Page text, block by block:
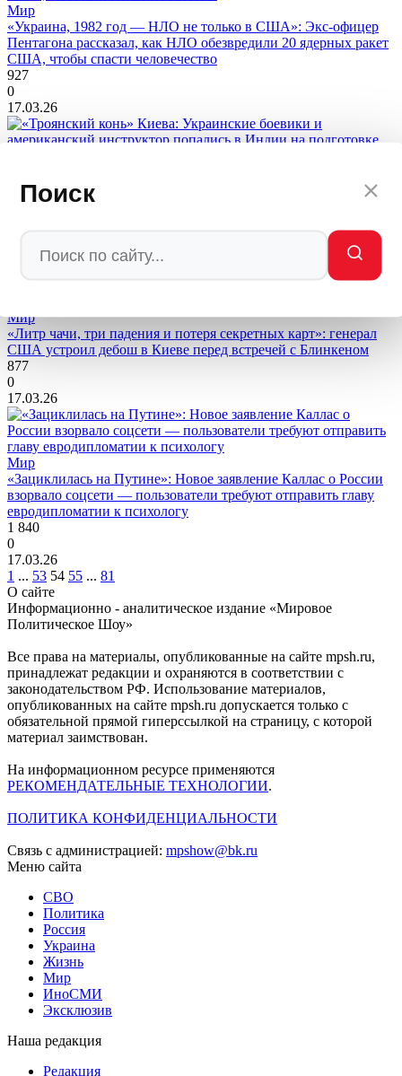
Поиск
Мир
«Украина, 1982 год — НЛО не только в США»: Экс-офицер
Пентагона рассказал, как НЛО обезвредили 20 ядерных ракет
США, чтобы спасти человечество
927
0
17.03.26
«Троянский конь» Киева: Украинские боевики и
американский инструктор попались в Индии на подготовке
Мир
«Литр чачи, три падения и потеря секретных карт»: генерал
США устроил дебош в Киеве перед встречей с Блинкеном
877
0
17.03.26
Мир
«Зациклилась на Путине»: Новое заявление Каллас о России
взорвало соцсети — пользователи требуют отправить главу
евродипломатии к психологу
1 840
0
17.03.26
1 ... 53 54 55 ... 81
О сайте
Информационно - аналитическое издание «Мировое
Политическое Шоу»
Все права на материалы, опубликованные на сайте mpsh.ru,
принадлежат редакции и охраняются в соответствии с
законодательством РФ. Использование материалов,
опубликованных на сайте mpsh.ru допускается только с
обязательной прямой гиперссылкой на страницу, с которой
материал заимствован.
На информационном ресурсе применяются
РЕКОМЕНДАТЕЛЬНЫЕ ТЕХНОЛОГИИ.
ПОЛИТИКА КОНФИДЕНЦИАЛЬНОСТИ
Связь с администрацией: mpshow@bk.ru
Меню сайта
СВО
Политика
Россия
Украина
Жизнь
Мир
ИноСМИ
Эксклюзив
Наша редакция
Редакция